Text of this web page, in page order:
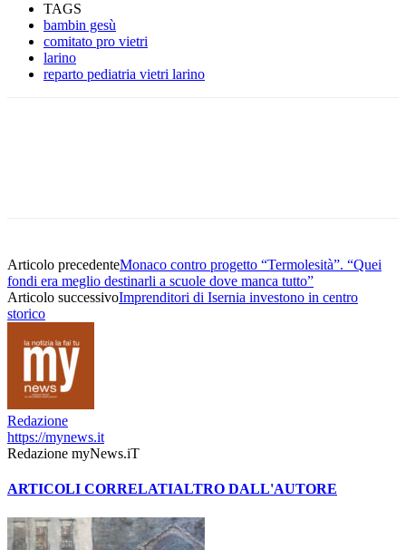
TAGS
bambin gesù
comitato pro vietri
larino
reparto pediatria vietri larino
Articolo precedenteMonaco contro progetto “Termolesità”. “Quei
fondi era meglio destinarli a scuole dove manca tutto”
Articolo successivoImprenditori di Isernia investono in centro
storico
Redazione
https://mynews.it
Redazione myNews.iT
ARTICOLI CORRELATIALTRO DALL'AUTORE